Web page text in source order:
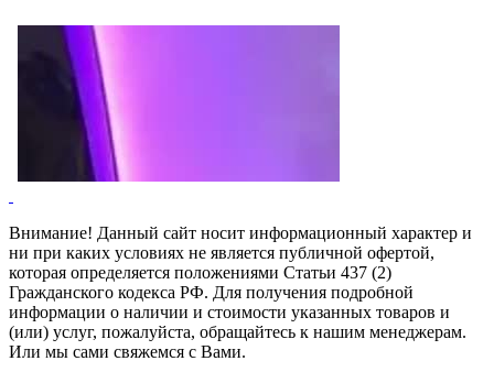
Внимание! Данный сайт носит информационный характер и
ни при каких условиях не является публичной офертой,
которая определяется положениями Статьи 437 (2)
Гражданского кодекса РФ. Для получения подробной
информации о наличии и стоимости указанных товаров и
(или) услуг, пожалуйста, обращайтесь к нашим менеджерам.
Или мы сами свяжемся с Вами.